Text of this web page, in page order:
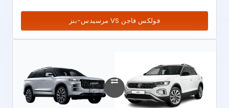
فولكس فاجن VS مرسيدس-بنز